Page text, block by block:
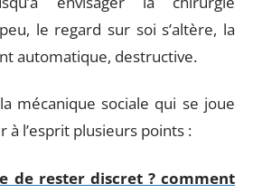
le regard sur soi s’altère, la
automatique, destructive.
mécanique sociale qui se joue
à l’esprit plusieurs points :
de rester discret ? comment